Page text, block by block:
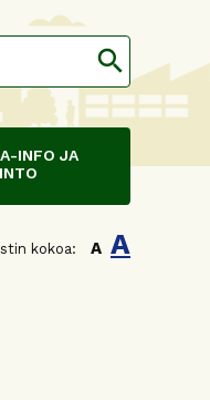
search
INFO JA
kokoa: A A